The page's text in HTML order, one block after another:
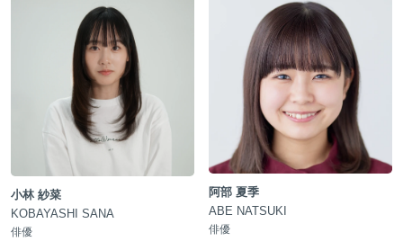
小林 紗菜
KOBAYASHI SANA
俳優
阿部 夏季
ABE NATSUKI
俳優